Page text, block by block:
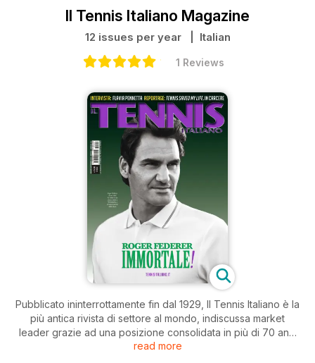
Il Tennis Italiano Magazine
12 issues per year | Italian
1 Reviews
Pubblicato ininterrottamente fin dal 1929, Il Tennis Italiano è la
più antica rivista di settore al mondo, indiscussa market
leader grazie ad una posizione consolidata in più di 70 anni
di puntuale e precisa interpretazione del movimento
read more